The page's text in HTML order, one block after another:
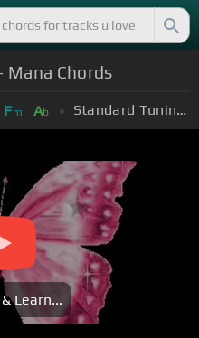
Chords
Fm Ab Standard Tuning (EADGBE)
Learn...